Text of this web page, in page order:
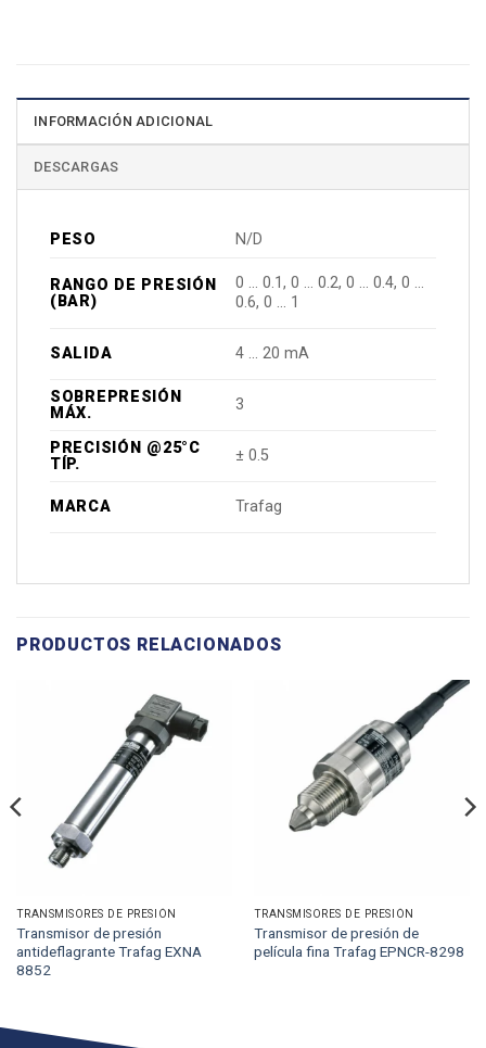
INFORMACIÓN ADICIONAL
DESCARGAS
PESO N/D
RANGO DE PRESIÓN
(BAR)
0 … 0.1, 0 … 0.2, 0 … 0.4, 0 …
0.6, 0 … 1
SALIDA 4 ... 20 mA
SOBREPRESIÓN
MÁX.
3
PRECISIÓN @25°C
TÍP.
± 0.5
MARCA Trafag
PRODUCTOS RELACIONADOS
TRANSMISORES DE PRESIÓN
Transmisor de presión
antideflagrante Trafag EXNA
8852
TRANSMISORES DE PRESIÓN
Transmisor de presión de
película fina Trafag EPNCR-8298